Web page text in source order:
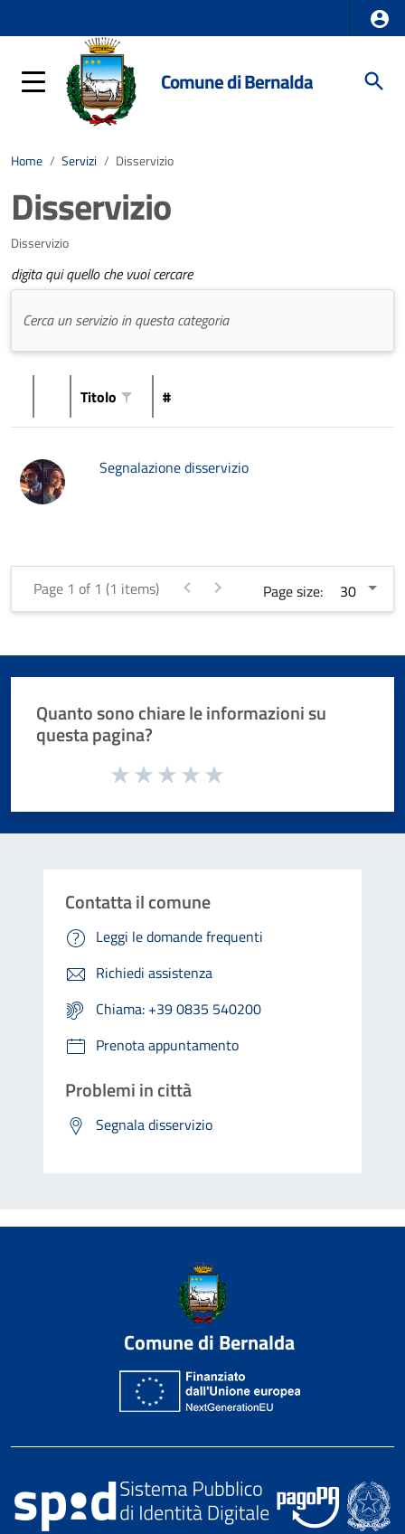
Comune di Bernalda
Home / Servizi / Disservizio
Disservizio
Disservizio
digita qui quello che vuoi cercare
Titolo #
Segnalazione disservizio
Page 1 of 1 (1 items) Page size:
Quanto sono chiare le informazioni su
questa pagina?
Valuta da 1 a 5 stelle la pagina
Contatta il comune
Leggi le domande frequenti
Richiedi assistenza
Chiama: +39 0835 540200
Prenota appuntamento
Problemi in città
Segnala disservizio
Comune di Bernalda